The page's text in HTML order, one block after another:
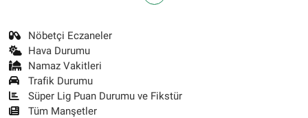
Nöbetçi Eczaneler
Hava Durumu
Namaz Vakitleri
Trafik Durumu
Süper Lig Puan Durumu ve Fikstür
Tüm Manşetler